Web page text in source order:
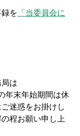
を 「当委員会に
は
年末年始期間は休
迷惑をお掛けし
程お願い申し上